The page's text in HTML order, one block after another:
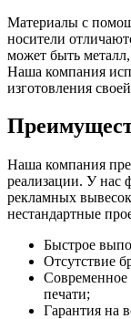
Материалы с
носители
может быть
Наша компания
изготовления
Наша компания
реализации. У нас
рекламных
нестандартные
Быстрое
Отсутствие
Современное
печати;
Гарантия на